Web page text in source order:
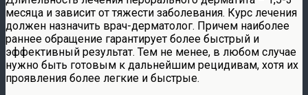
месяца и зависит от тяжести заболевания. Курс лечения
должен назначить врач-дерматолог. Причем наиболее
раннее обращение гарантирует более быстрый и
эффективный результат. Тем не менее, в любом случае
нужно быть готовым к дальнейшим рецидивам, хотя их
проявления более легкие и быстрые.